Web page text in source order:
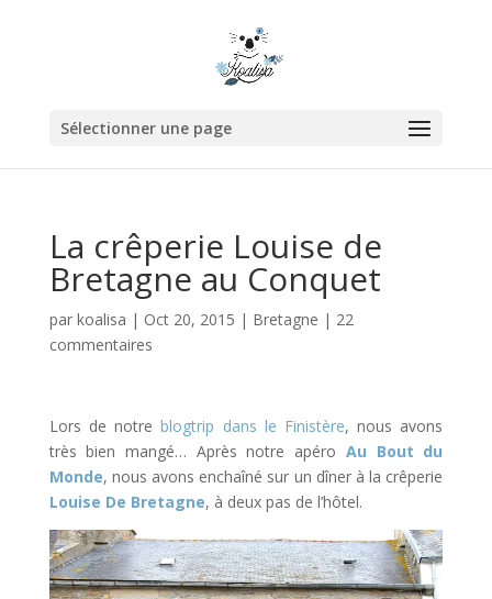
Sélectionner une page
La crêperie Louise de
Bretagne au Conquet
par koalisa | Oct 20, 2015 | Bretagne | 22
commentaires
Lors de notreblogtrip dans le Finistère, nous avons
très bien mangé… Après notre apéro Au Bout du
Monde, nous avons enchaîné sur un dîner à la crêperie
Louise De Bretagne, à deux pas de l’hôtel.